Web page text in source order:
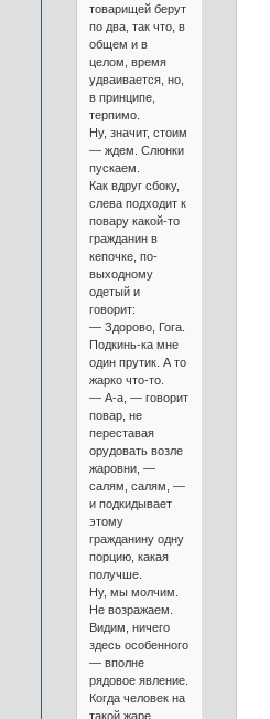
товарищей берут
по два, так что, в
общем и в
целом, время
удваивается, но,
в принципе,
терпимо.
Ну, значит, стоим
— ждем. Слюнки
пускаем.
Как вдруг сбоку,
слева подходит к
повару какой-то
гражданин в
кепочке, по-
выходному
одетый и
говорит:
— Здорово, Гога.
Подкинь-ка мне
один прутик. А то
жарко что-то.
— А-а, — говорит
повар, не
переставая
орудовать возле
жаровни, —
салям, салям, —
и подкидывает
этому
гражданину одну
порцию, какая
получше.
Ну, мы молчим.
Не возражаем.
Видим, ничего
здесь особенного
— вполне
рядовое явление.
Когда человек на
такой жаре